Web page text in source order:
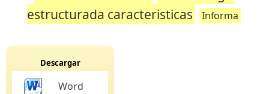
estructurada caracteristicas
Informa
Descargar
Word